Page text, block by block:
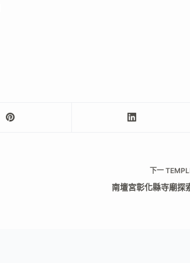
下一
南壇宮彰化縣寺廟探